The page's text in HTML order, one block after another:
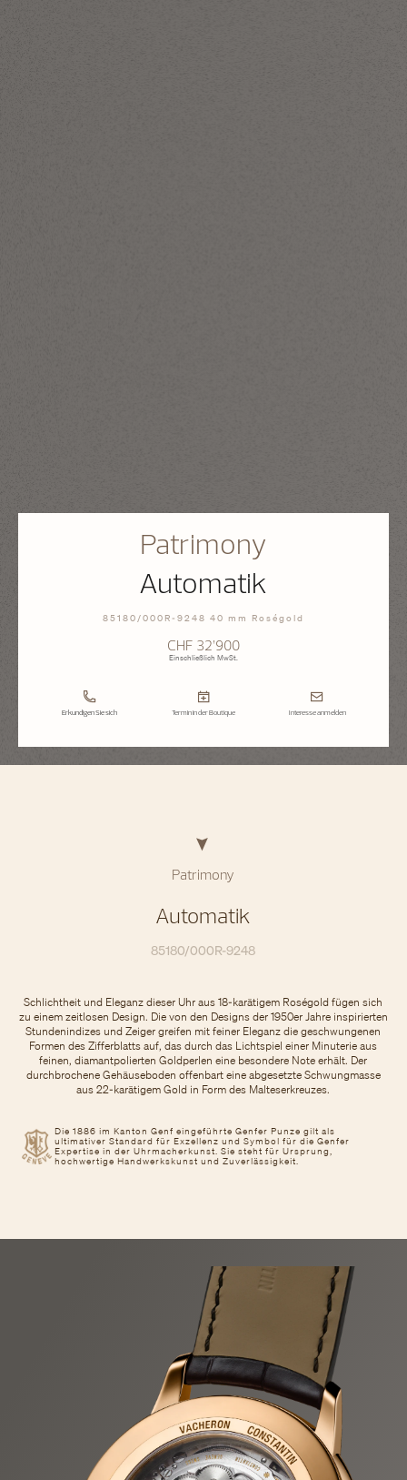
Patrimony
Automatik
85180/000R-9248 40 mm Roségold
CHF 32’900
Einschließlich MwSt.
Erkundigen Sie sich Termin in der Boutique Interesse anmelden
Patrimony
Automatik
85180/000R-9248
Die 1886 im Kanton Genf eingeführte Genfer Punze gilt als
ultimativer Standard für Exzellenz und Symbol für die Genfer
Expertise in der Uhrmacherkunst. Sie steht für Ursprung,
hochwertige Handwerkskunst und Zuverlässigkeit.
Schlichtheit und Eleganz dieser Uhr aus 18-karätigem Roségold fügen sich
zu einem zeitlosen Design. Die von den Designs der 1950er Jahre inspirierten
Stundenindizes und Zeiger greifen mit feiner Eleganz die geschwungenen
Formen des Zifferblatts auf, das durch das Lichtspiel einer Minuterie aus
feinen, diamantpolierten Goldperlen eine besondere Note erhält. Der
durchbrochene Gehäuseboden offenbart eine abgesetzte Schwungmasse
aus 22-karätigem Gold in Form des Malteserkreuzes.